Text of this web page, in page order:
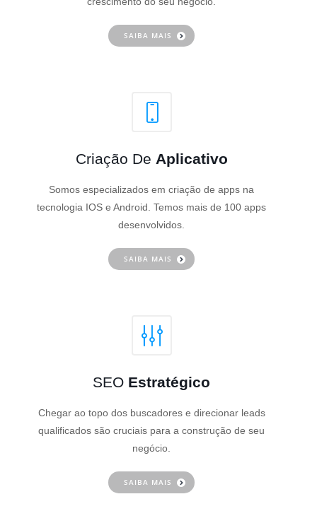
SAIBA MAIS
Criação De Aplicativo
Somos especializados em criação de apps na
tecnologia IOS e Android. Temos mais de 100 apps
desenvolvidos.
SAIBA MAIS
SEO Estratégico
Chegar ao topo dos buscadores e direcionar leads
qualificados são cruciais para a construção de seu
negócio.
SAIBA MAIS